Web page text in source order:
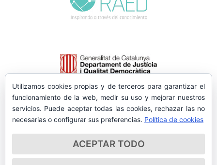
Utilizamos cookies propias y de terceros para garantizar el
funcionamiento de la web, medir su uso y mejorar nuestros
servicios. Puede aceptar todas las cookies, rechazar las no
necesarias o configurar sus preferencias. Política de cookies
ACEPTAR TODO